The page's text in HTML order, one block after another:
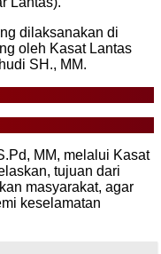
dilaksanakan di
oleh Kasat Lantas
SH., MM.
MM, melalui Kasat
tujuan dari
masyarakat, agar
keselamatan